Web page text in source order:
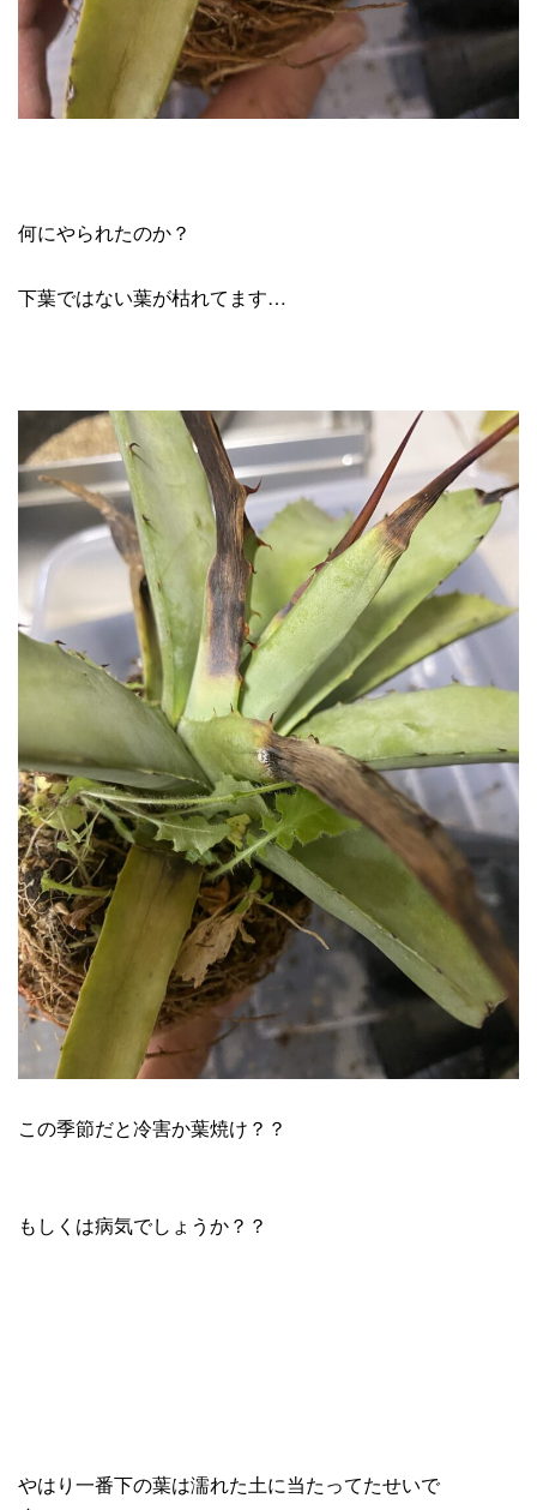
何にやられたのか？
下葉ではない葉が枯れてます…
この季節だと冷害か葉焼け？？
もしくは病気でしょうか？？
やはり一番下の葉は濡れた土に当たってたせいで